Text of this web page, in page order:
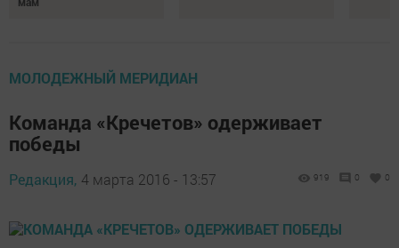
МОЛОДЕЖНЫЙ МЕРИДИАН
Команда «Кречетов» одерживает
победы
Редакция, 4 марта 2016 - 13:57 919 0 0